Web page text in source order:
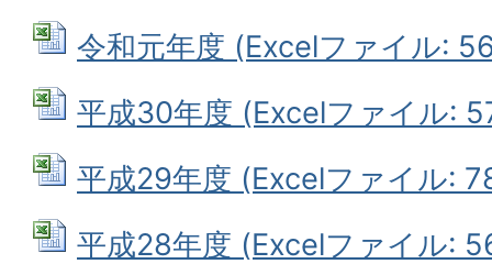
令和元年度 (Excelファイル:
平成30年度 (Excelファイル:
平成29年度 (Excelファイル:
平成28年度 (Excelファイル: